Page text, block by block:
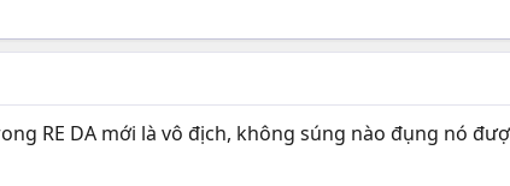
RE DA mới là vô địch, không súng nào đụng nó